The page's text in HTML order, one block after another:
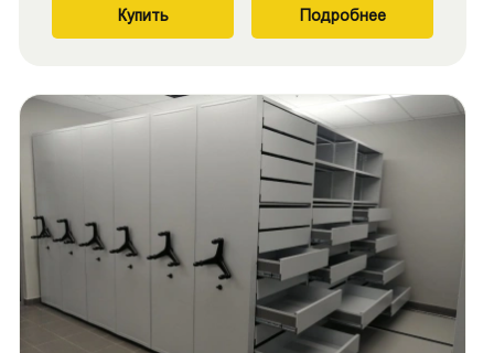
Купить Подробнее